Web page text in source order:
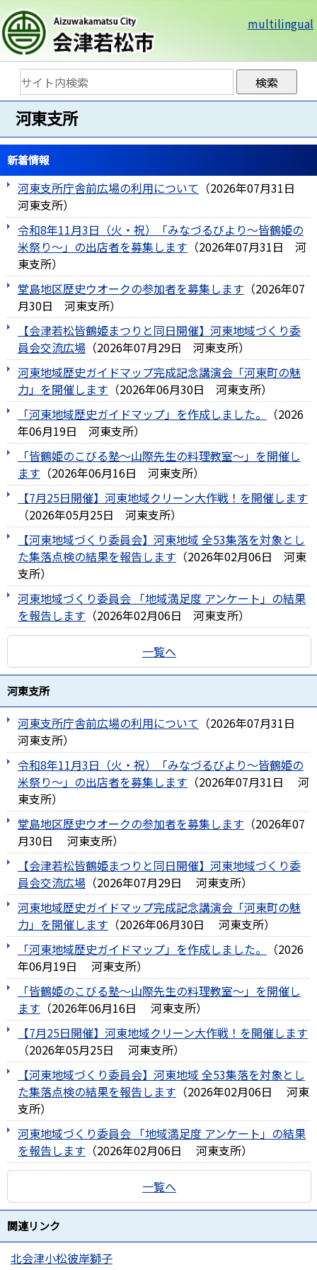
multilingual
河東支所
新着情報
河東支所庁舎前広場の利用について （2026年07月31日
河東支所）
令和8年11月3日（火・祝）「みなづるびより～皆鶴姫の
米祭り～」の出店者を募集します （2026年07月31日
河
東支所）
堂島地区歴史ウオークの参加者を募集します （2026年07
月30日
河東支所）
【会津若松皆鶴姫まつりと同日開催】河東地域づくり委
員会交流広場 （2026年07月29日 河東支所）
河東地域歴史ガイドマップ完成記念講演会「河東町の魅
力」を開催します （2026年06月30日 河東支所）
「河東地域歴史ガイドマップ」を作成しました。
（2026
年06月19日
河東支所）
「皆鶴姫のこびる塾～山際先生の料理教室～」を開催し
ます （2026年06月16日 河東支所）
【7月25日開催】河東地域クリーン大作戦！を開催します
（2026年05月25日 河東支所）
【河東地域づくり委員会】河東地域 全53集落を対象とし
た集落点検の結果を報告します （2026年02月06日
河東
支所）
河東地域づくり委員会 「地域満足度 アンケート」の結果
を報告します （2026年02月06日 河東支所）
一覧へ
河東支所
河東支所庁舎前広場の利用について （2026年07月31日
河東支所）
令和8年11月3日（火・祝）「みなづるびより～皆鶴姫の
米祭り～」の出店者を募集します （2026年07月31日
河
東支所）
堂島地区歴史ウオークの参加者を募集します （2026年07
月30日
河東支所）
【会津若松皆鶴姫まつりと同日開催】河東地域づくり委
員会交流広場 （2026年07月29日 河東支所）
河東地域歴史ガイドマップ完成記念講演会「河東町の魅
力」を開催します （2026年06月30日 河東支所）
「河東地域歴史ガイドマップ」を作成しました。
（2026
年06月19日
河東支所）
「皆鶴姫のこびる塾～山際先生の料理教室～」を開催し
ます （2026年06月16日 河東支所）
【7月25日開催】河東地域クリーン大作戦！を開催します
（2026年05月25日 河東支所）
【河東地域づくり委員会】河東地域 全53集落を対象とし
た集落点検の結果を報告します （2026年02月06日
河東
支所）
河東地域づくり委員会 「地域満足度 アンケート」の結果
を報告します （2026年02月06日 河東支所）
一覧へ
関連リンク
北会津小松彼岸獅子